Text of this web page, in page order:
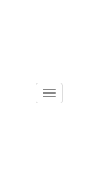
Toggle
navigation